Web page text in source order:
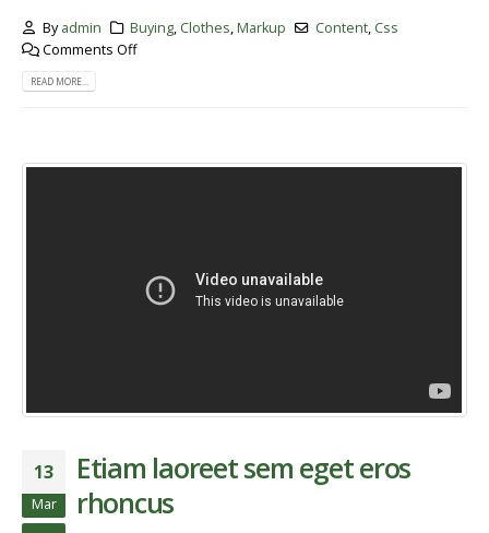
Byadmin Buying, Clothes,Markup Content, Css
Comments Off
READ MORE...
13
Mar
Etiam laoreet sem eget eros
rhoncus